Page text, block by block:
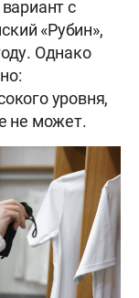
с
«Рубин»,
Однако
уровня,
не может.